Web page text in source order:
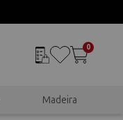
0
Madeira